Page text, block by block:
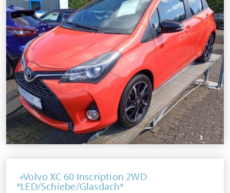
Volvo XC 60 Inscription 2WD
*LED/Schiebe/Glasdach*